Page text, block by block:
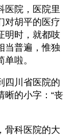
医院，医院里
对胡平的医疗
明时，就都吱
当普遍，惟独
啦。
四川省医院的
晰的小字：“丧
骨科医院的大